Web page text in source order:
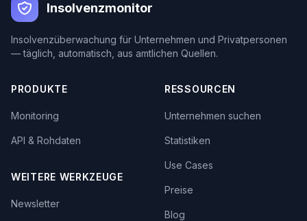
Insolvenzmonitor
Insolvenzüberwachung für Unternehmen und Privatpersonen
— täglich, automatisch, aus amtlichen Quellen.
PRODUKTE
Monitoring
API & Rohdaten
WEITERE WERKZEUGE
Newsletter
RESSOURCEN
Unternehmen suchen
Statistiken
Use Cases
Preise
Blog